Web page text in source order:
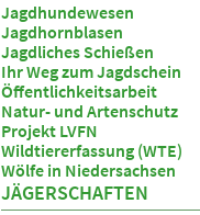
Jagdhundewesen
Jagdhornblasen
Jagdliches Schießen
Ihr Weg zum Jagdschein
Öffentlichkeitsarbeit
Natur- und Artenschutz
Projekt LVFN
Wildtiererfassung (WTE)
Wölfe in Niedersachsen
JÄGERSCHAFTEN